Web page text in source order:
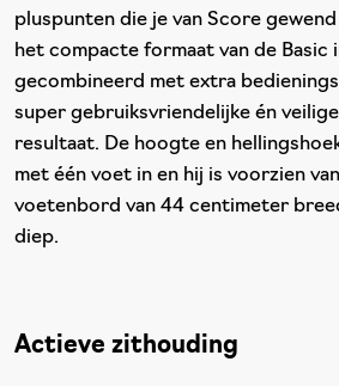
pluspunten die je van Score
het compacte formaat van de Basic
gecombineerd met extra
super gebruiksvriendelijke én
resultaat. De hoogte en
met één voet in en hij is voorzien
voetenbord van 44 centimeter
diep.
Actieve zithouding